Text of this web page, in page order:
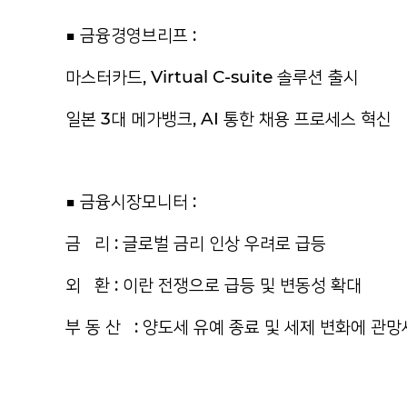
■ 금융경영브리프 :
마스터카드, Virtual C-suite 솔루션 출시
일본 3대 메가뱅크, AI 통한 채용 프로세스 혁신
■ 금융시장모니터 :
금 리 : 글로벌 금리 인상 우려로 급등
외 환 : 이란 전쟁으로 급등 및 변동성 확대
부 동 산 : 양도세 유예 종료 및 세제 변화에 관망